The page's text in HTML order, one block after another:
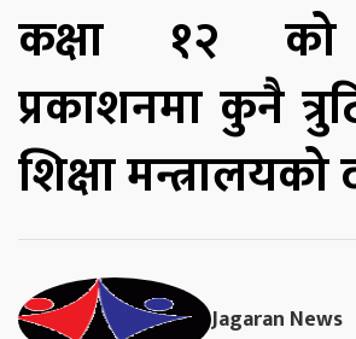
कक्षा १२ को
प्रकाशनमा कुनै
शिक्षा मन्त्रालयको
Jagaran News